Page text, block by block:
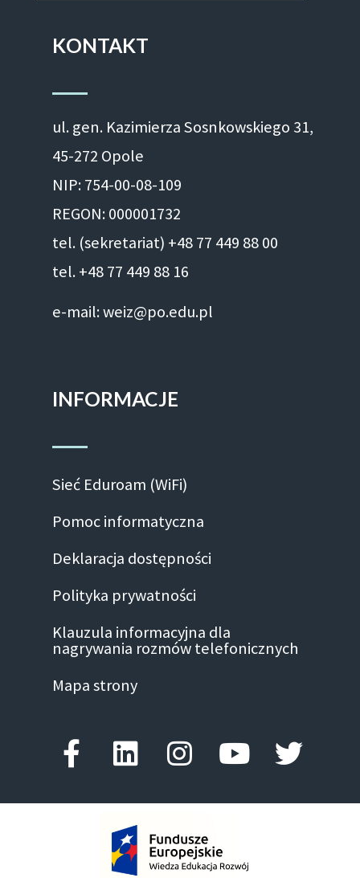
KONTAKT
ul. gen. Kazimierza Sosnkowskiego 31,
45-272 Opole
NIP: 754-00-08-109
REGON: 000001732
tel. (sekretariat) +48 77 449 88 00
tel. +48 77 449 88 16
e-mail: weiz@po.edu.pl
INFORMACJE
Sieć Eduroam (WiFi)
Pomoc informatyczna
Deklaracja dostępności
Polityka prywatności
Klauzula informacyjna dla
nagrywania rozmów telefonicznych
Mapa strony
Facebook-f
LinkedinInstagram
Youtube